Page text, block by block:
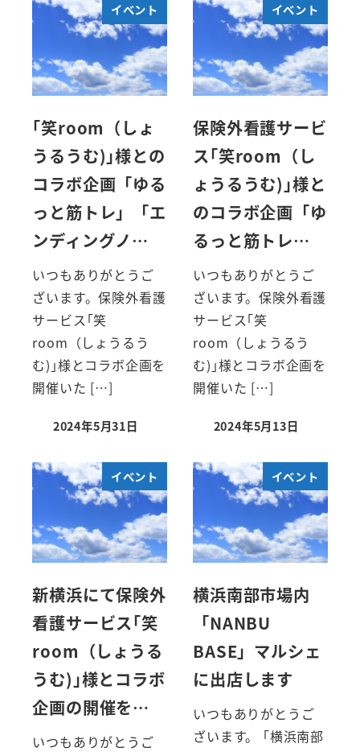
イベント
｢笑room（しょ
うるうむ)｣様との
コラボ企画「ゆる
っと筋トレ」「エ
ンディングノ…
いつもありがとうご
ざいます。保険外看護
サービス｢笑
room（しょうるう
む)｣様とコラボ企画を
開催いた […]
2024年5月31日
イベント
保険外看護サービ
ス｢笑room（し
ょうるうむ)｣様と
のコラボ企画「ゆ
るっと筋トレ…
いつもありがとうご
ざいます。保険外看護
サービス｢笑
room（しょうるう
む)｣様とコラボ企画を
開催いた […]
2024年5月13日
イベント
新横浜にて保険外
看護サービス｢笑
room（しょうる
うむ)｣様とコラボ
企画の開催を…
いつもありがとうご
イベント
横浜南部市場内
「NANBU
BASE」マルシェ
に出店します
いつもありがとうご
ざいます。 ｢横浜南部